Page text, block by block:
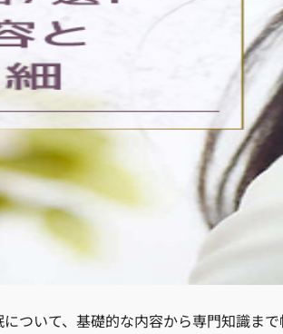
ついて、基礎的な内容から専門知識ま